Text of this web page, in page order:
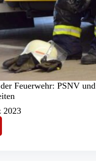
Feuerwehr: PSNV und
2023